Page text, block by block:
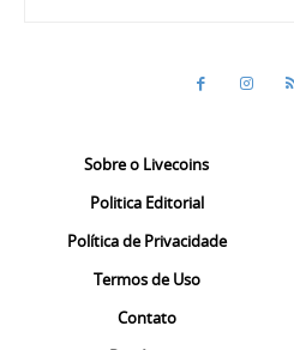
Sobre o Livecoins
Politica Editorial
Política de Privacidade
Termos de Uso
Contato